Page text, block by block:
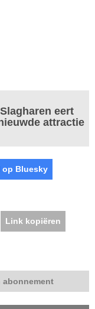
eert
attractie
op Bluesky
Link kopiëren
abonnement